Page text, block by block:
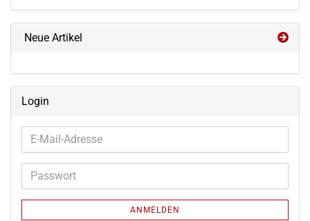
Neue Artikel
Login
E-
Mail-
Adresse
Passwort
ANMELDEN